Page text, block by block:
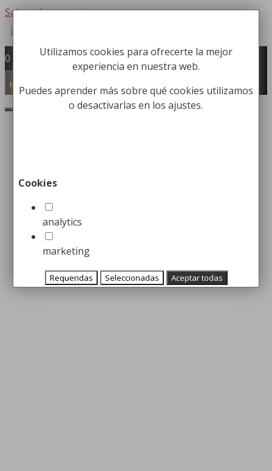
Saltar al contenido
Fabricación y comercialización de
equipamiento para la higiene industrial
Búsqueda de productos
0
Menú
Utilizamos cookies para ofrecerte la mejor
experiencia en nuestra web.
Puedes aprender más sobre qué cookies utilizamos
o desactivarlas en los ajustes.
Cookies
analytics
marketing
Requeridas Seleccionadas Aceptar todas